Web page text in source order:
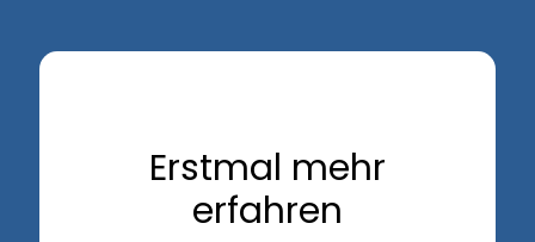
Erstmal mehr
erfahren